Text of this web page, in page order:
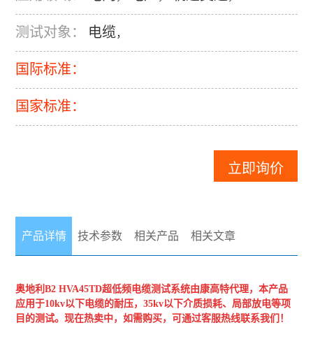
测试对象： 电缆，
国际标准：
国家标准：
立即询价
产品详情 技术参数 相关产品 相关文章
奥地利B2 HVA45TD超低频电缆测试系统由康高特代理，本产品
应用于10kv以下电缆的耐压，35kv以下介质损耗、局部放电等项
目的测试。现在热卖中，如需购买，可通过客服热线联系我们！